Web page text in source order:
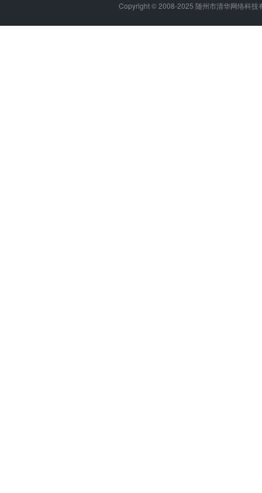
Copyright © 2008-2025 随州市清华网络科